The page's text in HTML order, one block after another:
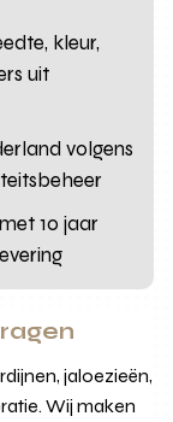
kleur,
uit
volgens
10 jaar
jaloezieën,
Wij maken